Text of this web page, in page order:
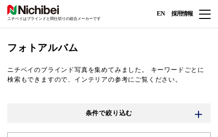
ニチベイはブラインドと間仕切りの総合メーカーです
EN 採用情報
フォトアルバム
ニチベイのブラインド写真を集めてみました。
キーワードごとに
検索もできますので、インテリアの参考にご覧ください。
条件で絞り込む